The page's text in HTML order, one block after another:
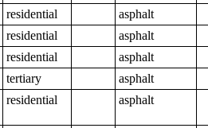
residential
asphalt
residential
asphalt
residential
asphalt
tertiary
asphalt
residential asphalt